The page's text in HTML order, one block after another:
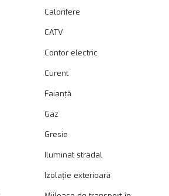
Calorifere
CATV
Contor electric
Curent
Faianță
Gaz
Gresie
Iluminat stradal
Izolație exterioară